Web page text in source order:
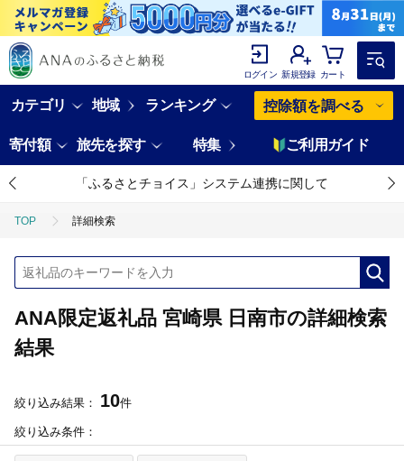
ログイン 新規登録 カート
カテゴリ 地域 ランキング 控除額を調べる
寄付額 旅先を探す 特集 ご利用ガイド
「ふるさとチョイス」システム連携に関して
TOP 詳細検索
ANA限定返礼品 宮崎県 日南市の詳細検索
結果
絞り込み結果： 10件
絞り込み条件：